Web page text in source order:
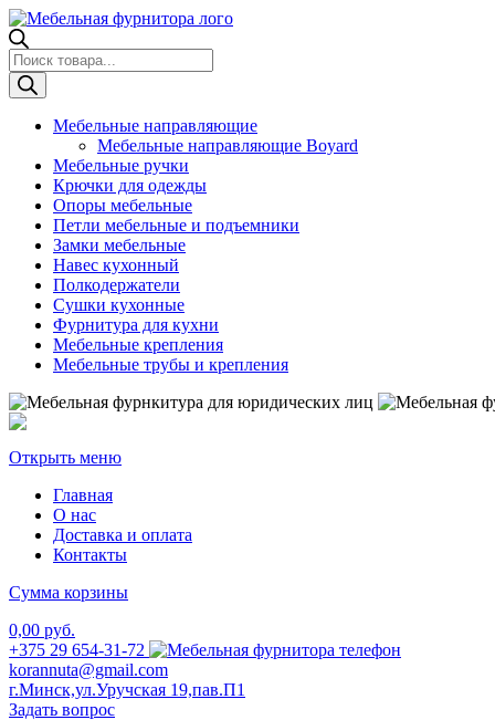
Поиск
товаров
Мебельные направляющие
Мебельные направляющие Boyard
Мебельные ручки
Крючки для одежды
Опоры мебельные
Петли мебельные и подъемники
Замки мебельные
Навес кухонный
Полкодержатели
Сушки кухонные
Фурнитура для кухни
Мебельные крепления
Мебельные трубы и крепления
Открыть меню
Главная
О нас
Доставка и оплата
Контакты
Сумма корзины
0,00 руб.
+375 29 654-31-72
korannuta@gmail.com
г.Минск,ул.Уручская 19,пав.П1
Задать вопрос